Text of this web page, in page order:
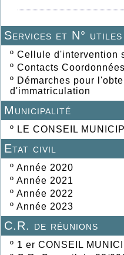
Services et N° utiles
º Cellule d'intervention
º Contacts Coordonnées
º Démarches pour
d'immatriculation
Municipalité
º LE CONSEIL
Etat civil
º Année 2020
º Année 2021
º Année 2022
º Année 2023
C.R. de réunions
º 1 er CONSEIL